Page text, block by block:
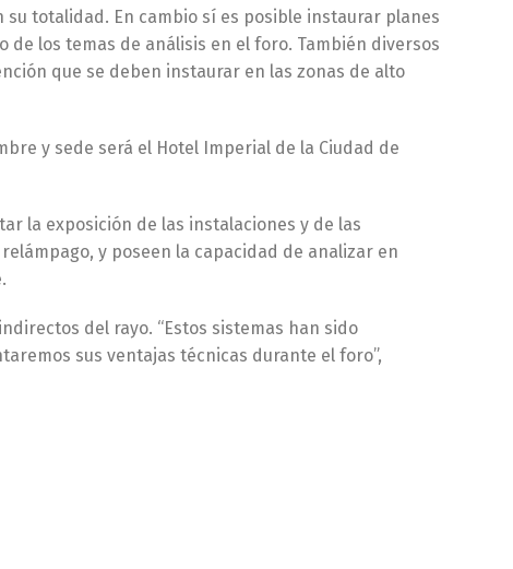
totalidad. En cambio sí es posible instaurar planes
los temas de análisis en el foro. También diversos
que se deben instaurar en las zonas de alto
y sede será el Hotel Imperial de la Ciudad de
la exposición de las instalaciones y de las
y poseen la capacidad de analizar en
del rayo. “Estos sistemas han sido
sus ventajas técnicas durante el foro”,